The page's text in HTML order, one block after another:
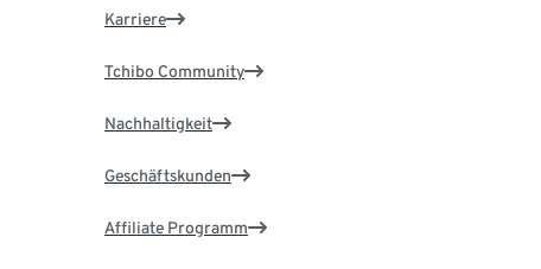
Karriere
Tchibo Community
Nachhaltigkeit
Geschäftskunden
Affiliate Programm